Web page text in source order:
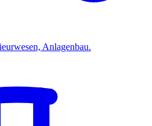
Anlagenbau.